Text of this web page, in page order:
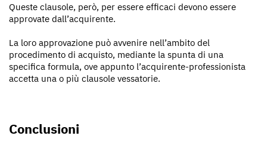
Queste clausole, però, per essere efficaci devono essere
approvate dall’acquirente.
La loro approvazione può avvenire nell’ambito del
procedimento di acquisto, mediante la spunta di una
specifica formula, ove appunto l’acquirente-professionista
accetta una o più clausole vessatorie.
Conclusioni